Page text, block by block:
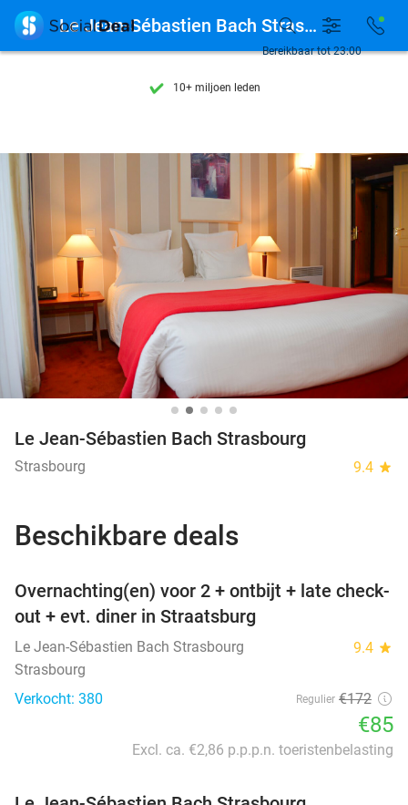
7 dagen per week beschikbaar
10+ miljoen leden
7 dagen per week beschikbaar
10+ miljoen leden
Bereikbaar tot 23:00
 Le Jean-Sébastien Bach Strasbourg
Le Jean-Sébastien Bach Strasbourg
Strasbourg 9.4 star
Beschikbare deals
Overnachting(en) voor 2 + ontbijt + late check-
out + evt. diner in Straatsburg
Le Jean-Sébastien Bach Strasbourg 9.4 star
Strasbourg
Verkocht: 380
Regulier €172
€85
Excl. ca. €2,86 p.p.p.n. toeristenbelasting